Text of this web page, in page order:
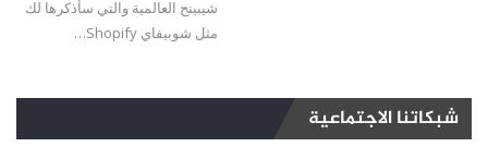
شيبينح العالمية والتي سأذكرها لك
مثل شوبيفاي Shopify…
شبكاتنا الاجتماعية